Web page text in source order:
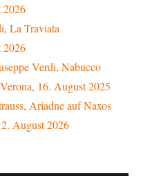
2026
La Traviata
2026
Verdi, Nabucco
16. August 2025
Ariadne auf Naxos
August 2026